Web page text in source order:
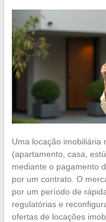
Uma locação imobiliária
(apartamento, casa,
mediante o pagamento
por um contrato. O
por um período de
regulatórias e
ofertas de locações